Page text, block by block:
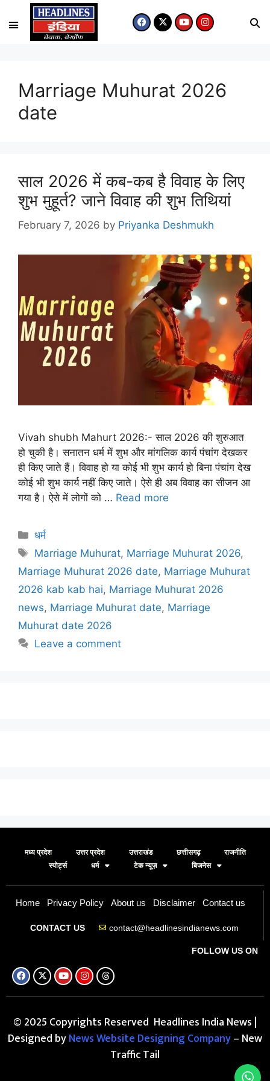
Marriage Muhurat 2026
date
साल 2026 में कब-कब है विवाह के लिए
शुभ मुहूर्त? जाने विवाह की शुभ तिथियां
February 7, 2026 by Priyanka Deshmukh
Vivah shubh Mahurt 2026:- साल 2026 की शुरुआत
हो चुकी है। सनातन धर्म में शुभ और मांगलिक कार्य पंचांग देखकर
ही किए जाते हैं। विवाह हो या कोई भी शुभ कार्य हो बिना पंचांग देख
कोई भी शुभ कार्य नहीं किए जाते। ऐसे ही अब विवाह का सीजन आ
गया है। ऐसे में लोगों को … Read more
धर्म
Marriage Muhurat, Marriage Muhurat 2026,
Marriage Muhurat 2026 date, Marriage Muhurat
2026 kab kab hai, Marriage Muhurat 2026
news, Marriage Muhurat date, Marriage
Muhurat date 2026
Leave a comment
मध्य प्रदेश उत्तर प्रदेश उत्तराखंड छत्तीसगढ़
राजनीति
स्पोर्ट्स
धर्म टेक न्यूज़ बिजनेस
Home Privacy Policy About us Disclaimer Contact us
CONTACT US contact@headlinesindianews.com
FOLLOW US ON
© 2025 Copyrights Reserved Headlines India News |
Designed byNews Website Designing Company– New
Traffic Tail